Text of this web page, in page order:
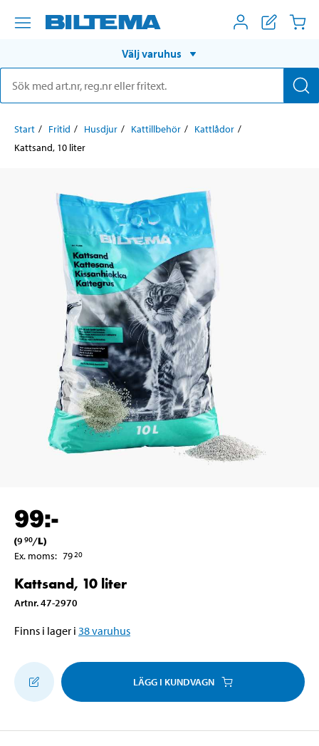
Välj varuhus
Start Fritid Husdjur Kattillbehör
Kattlådor
Kattsand, 10 liter
99:-
(9 90/L)
Ex. moms: 7920
Kattsand, 10 liter
Artnr.47-2970
Finns i lager i 38varuhus
LÄGG I KUNDVAGN